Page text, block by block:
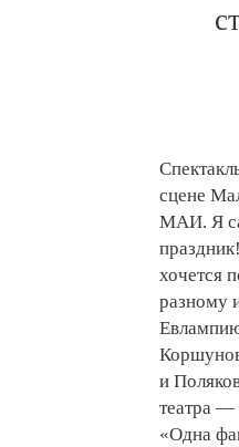
сцене
МАИ. Я
хочется
разному
и
театра
«Одна